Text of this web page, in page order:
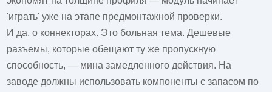
'играть' уже на этапе предмонтажной проверки.
И да, о коннекторах. Это больная тема. Дешевые
разъемы, которые обещают ту же пропускную
способность, — мина замедленного действия. На
заводе должны использовать компоненты с запасом по